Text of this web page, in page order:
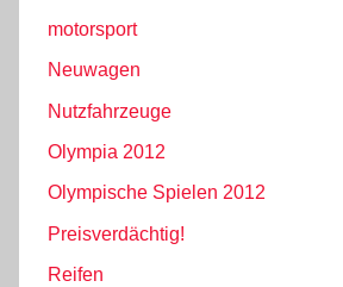
motorsport
Neuwagen
Nutzfahrzeuge
Olympia 2012
Olympische Spielen 2012
Preisverdächtig!
Reifen